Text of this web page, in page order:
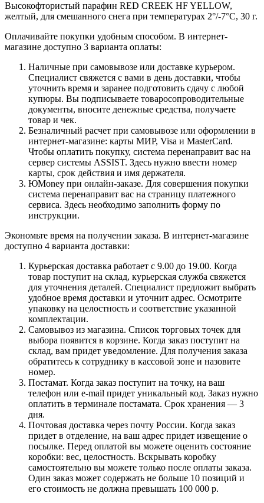
Высокофтористый парафин RED CREEK HF YELLOW,
желтый, для смешанного снега при температурах 2°/-7°C, 30 г.
Оплачивайте покупки удобным способом. В интернет-
магазине доступно 3 варианта оплаты:
Наличные при самовывозе или доставке курьером.
Специалист свяжется с вами в день доставки, чтобы
уточнить время и заранее подготовить сдачу с любой
купюры. Вы подписываете товаросопроводительные
документы, вносите денежные средства, получаете
товар и чек.
Безналичный расчет при самовывозе или оформлении в
интернет-магазине: карты МИР, Visa и MasterCard.
Чтобы оплатить покупку, система перенаправит вас на
сервер системы ASSIST. Здесь нужно ввести номер
карты, срок действия и имя держателя.
ЮMoney при онлайн-заказе. Для совершения покупки
система перенаправит вас на страницу платежного
сервиса. Здесь необходимо заполнить форму по
инструкции.
Экономьте время на получении заказа. В интернет-магазине
доступно 4 варианта доставки:
Курьерская доставка работает с 9.00 до 19.00. Когда
товар поступит на склад, курьерская служба свяжется
для уточнения деталей. Специалист предложит выбрать
удобное время доставки и уточнит адрес. Осмотрите
упаковку на целостность и соответствие указанной
комплектации.
Самовывоз из магазина. Список торговых точек для
выбора появится в корзине. Когда заказ поступит на
склад, вам придет уведомление. Для получения заказа
обратитесь к сотруднику в кассовой зоне и назовите
номер.
Постамат. Когда заказ поступит на точку, на ваш
телефон или e-mail придет уникальный код. Заказ нужно
оплатить в терминале постамата. Срок хранения — 3
дня.
Почтовая доставка через почту России. Когда заказ
придет в отделение, на ваш адрес придет извещение о
посылке. Перед оплатой вы можете оценить состояние
коробки: вес, целостность. Вскрывать коробку
самостоятельно вы можете только после оплаты заказа.
Один заказ может содержать не больше 10 позиций и
его стоимость не должна превышать 100 000 р.